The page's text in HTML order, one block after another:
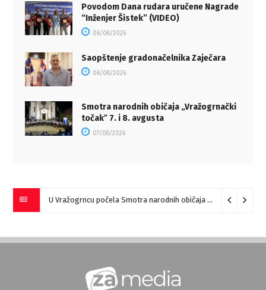
Povodom Dana rudara uručene Nagrade
“Inženjer Šistek” (VIDEO)
06/08/2026
Saopštenje gradonačelnika Zaječara
06/08/2026
Smotra narodnih običaja „Vražogrnački
točakˮ 7. i 8. avgusta
07/08/2026
U Vražogrncu počela Smotra narodnih običaja „Vražogrnački točak“